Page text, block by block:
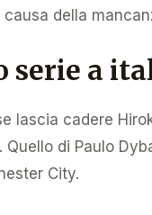
della
serie a
lascia cadere
di Paulo
City.